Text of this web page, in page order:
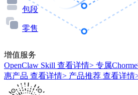
包段
零售
增值服务
OpenClaw Skill 查看详情> 专属
惠产品 查看详情> 产品推荐 查看详情